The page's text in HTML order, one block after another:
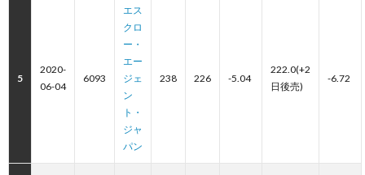
5
2020-
06-04
6093
エス
クロ
ー・
エー
ジェ
ン
ト・
ジャ
パン
238 226 -5.04
222.0(+2
日後売)
-6.72